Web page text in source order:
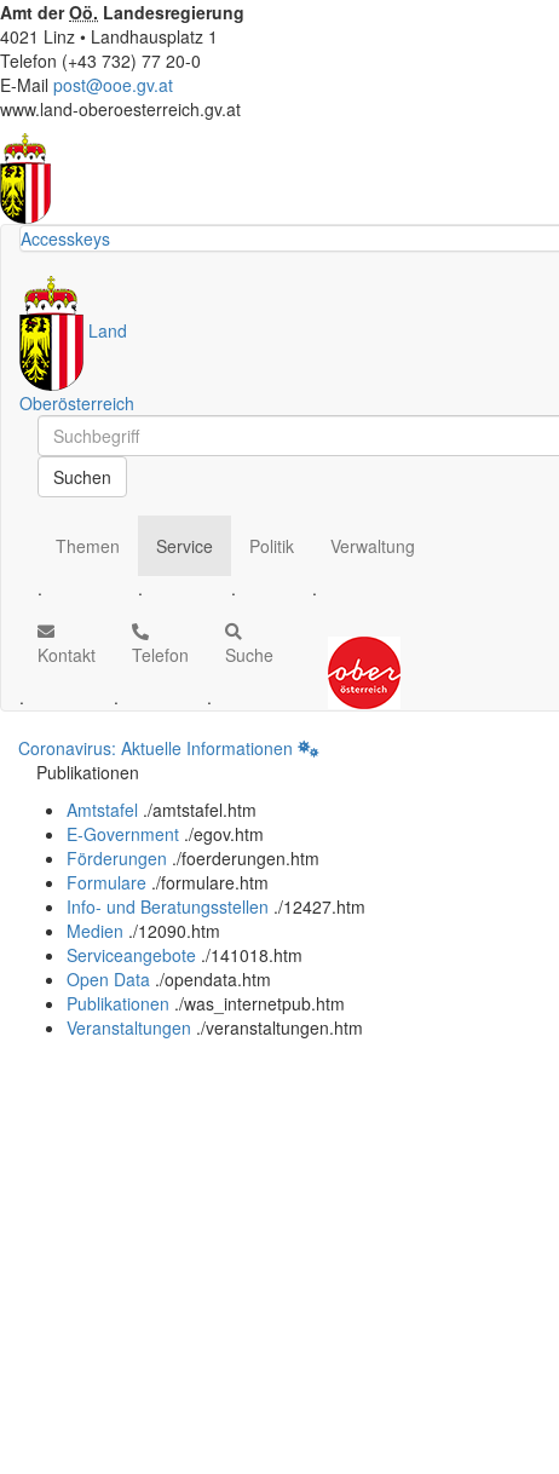
Amt derOö. Landesregierung
4021 Linz • Landhausplatz 1
Telefon (+43 732) 77 20-0
E-Mail post@ooe.gv.at
www.land-oberoesterreich.gv.at
Accesskeys
Land
Oberösterreich
Schnellsuche
Schnellsuche
Suchen
Themen
.
Service
.
Politik
.
Verwaltung
.
Kontakt
.
Telefon
.
Suche
.
Coronavirus: Aktuelle Informationen
Publikationen
Amtstafel ./amtstafel.htm
E-Government ./egov.htm
Förderungen ./foerderungen.htm
Formulare ./formulare.htm
Info- und Beratungsstellen ./12427.htm
Medien ./12090.htm
Serviceangebote ./141018.htm
Open Data ./opendata.htm
Publikationen ./was_internetpub.htm
Veranstaltungen ./veranstaltungen.htm